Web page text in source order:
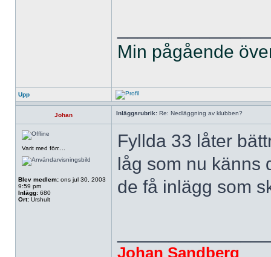
Min pågående
Upp
Johan Inläggsrubrik: Re: Nedläggning av klubben?
Varit med förr....
Blev medlem: ons jul 30, 2003
9:59 pm
Inlägg: 680
Ort: Urshult
Fyllda 33 låter
låg som nu känns
de få inlägg som
Johan Sandberg